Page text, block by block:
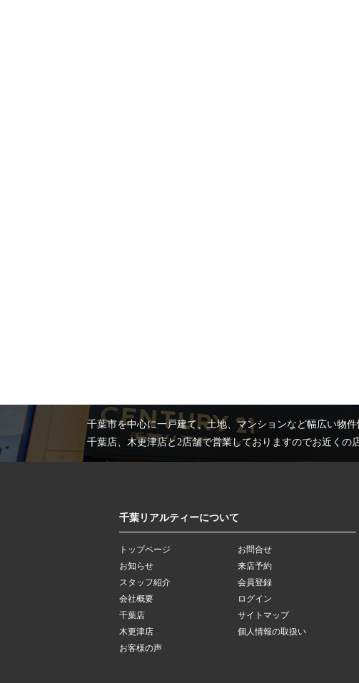
千葉市を中心に一戸建て、土地、マンションなど幅広い物
千葉店、木更津店と2店舗で営業しておりますのでお近く
千葉リアルティーについて
トップページ
お知らせ
スタッフ紹介
会社概要
千葉店
木更津店
お客様の声
お問合せ
来店予約
会員登録
ログイン
サイトマップ
個人情報の取扱い